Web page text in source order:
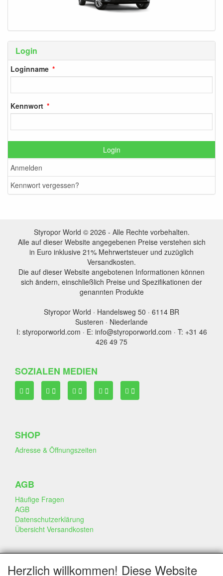
Login
Loginname
Kennwort
Login
Anmelden
Kennwort vergessen?
Styropor World © 2026 - Alle Rechte vorbehalten.
Alle auf dieser Website angegebenen Preise verstehen sich
in Euro inklusive 21% Mehrwertsteuer und zuzüglich
Versandkosten.
Die auf dieser Website angebotenen Informationen können
sich ändern, einschließlich Preise und Spezifikationen der
genannten Produkte
Styropor World · Handelsweg 50 · 6114 BR
Susteren · Niederlande
I: styroporworld.com · E: info@styroporworld.com · T: +31 46
426 49 75
SOZIALEN MEDIEN
SHOP
Adresse & Öffnungszeiten
AGB
Häufige Fragen
AGB
Datenschutzerklärung
Übersicht Versandkosten
GESCHÄFT & INFO
Herzlich willkommen! Diese Website